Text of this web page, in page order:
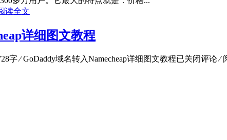
读全文
详细图文教程
字⁄GoDaddy域名转入Namecheap详细图文教程已关闭评论⁄